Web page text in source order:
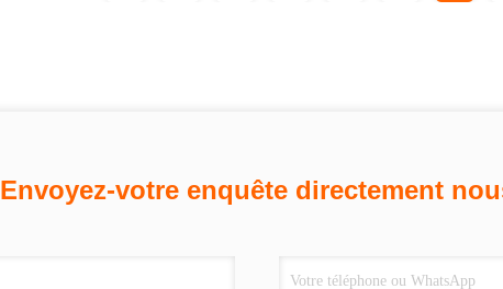
Envoyez-votre enquête directement